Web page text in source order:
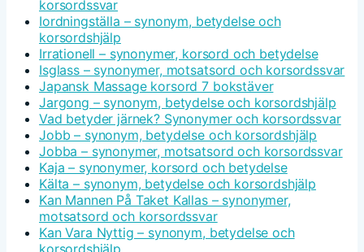
korsordssvar
Iordningställa – synonym, betydelse och
korsordshjälp
Irrationell – synonymer, korsord och betydelse
Isglass – synonymer, motsatsord och korsordssvar
Japansk Massage korsord 7 bokstäver
Jargong – synonym, betydelse och korsordshjälp
Vad betyder järnek? Synonymer och korsordssvar
Jobb – synonym, betydelse och korsordshjälp
Jobba – synonymer, motsatsord och korsordssvar
Kaja – synonymer, korsord och betydelse
Kälta – synonym, betydelse och korsordshjälp
Kan Mannen På Taket Kallas – synonymer,
motsatsord och korsordssvar
Kan Vara Nyttig – synonym, betydelse och
korsordshjälp